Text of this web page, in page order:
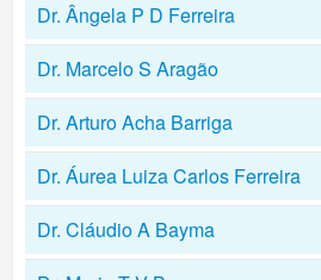
Dr. Ângela P D Ferreira
Dr. Marcelo S Aragão
Dr. Arturo Acha Barriga
Dr. Áurea Luiza Carlos Ferreira
Dr. Cláudio A Bayma